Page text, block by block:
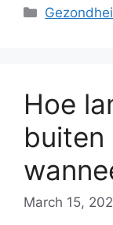
Categories
Hoe
buiten
March 15,